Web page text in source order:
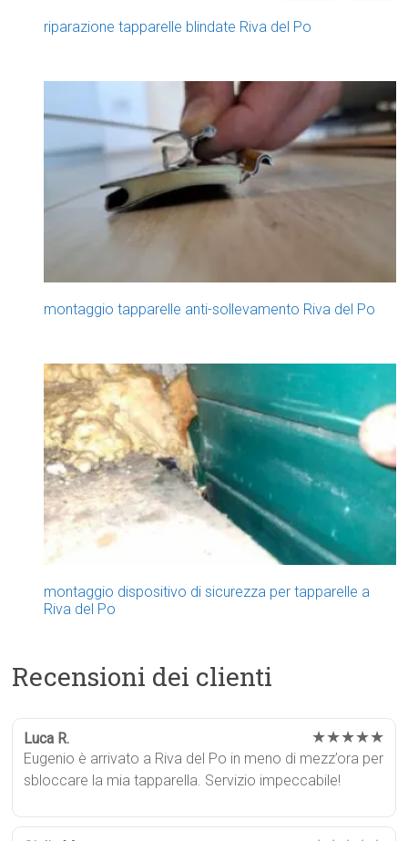
riparazione tapparelle blindate Riva del Po
montaggio tapparelle anti-sollevamento Riva del Po
montaggio dispositivo di sicurezza per tapparelle a
Riva del Po
Recensioni dei clienti
Luca R. ★★★★★
Eugenio è arrivato a Riva del Po in meno di mezz’ora per
sbloccare la mia tapparella. Servizio impeccabile!